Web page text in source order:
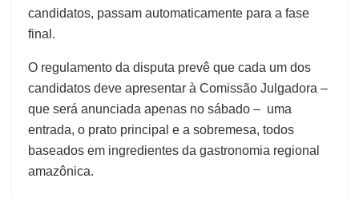
candidatos, passam automaticamente para a fase
final.
O regulamento da disputa prevê que cada um dos
candidatos deve apresentar à Comissão Julgadora –
que será anunciada apenas no sábado – uma
entrada, o prato principal e a sobremesa, todos
baseados em ingredientes da gastronomia regional
amazônica.